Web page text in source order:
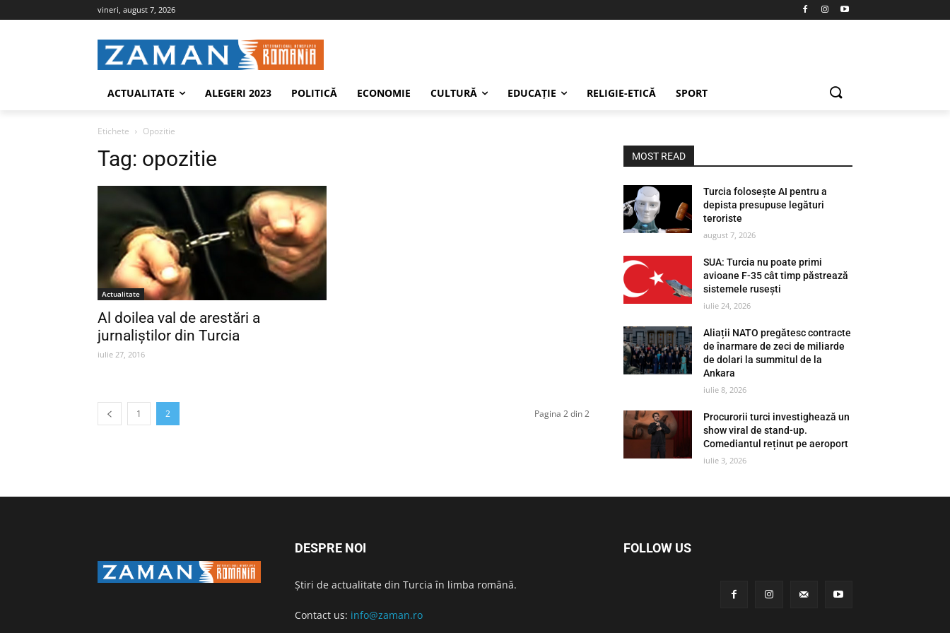
vineri, august 7, 2026
ACTUALITATE ALEGERI 2023 POLITICĂ ECONOMIE CULTURĂ EDUCAŢIE RELIGIE-ETICĂ SPORT
Etichete Opozitie
Tag: opozitie
Actualitate
Al doilea val de arestări a
jurnaliștilor din Turcia
iulie 27, 2016
1 2 Pagina 2 din 2
MOST READ
Turcia folosește AI pentru a
depista presupuse legături
teroriste
august 7, 2026
SUA: Turcia nu poate primi
avioane F-35 cât timp păstrează
sistemele rusești
iulie 24, 2026
Aliații NATO pregătesc contracte
de înarmare de zeci de miliarde
de dolari la summitul de la
Ankara
iulie 8, 2026
Procurorii turci investighează un
show viral de stand-up.
Comediantul reținut pe aeroport
iulie 3, 2026
DESPRE NOI
Știri de actualitate din Turcia în limba română.
Contact us: info@zaman.ro
FOLLOW US